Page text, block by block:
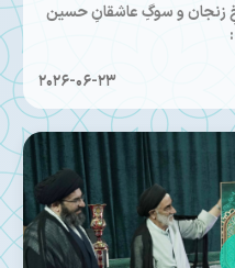
زنجان و سوگِ عاشقانِ حسین
2026-06-23